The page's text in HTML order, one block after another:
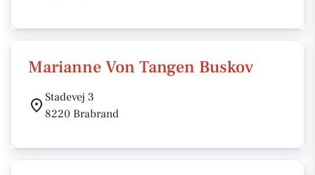
Marianne Von Tangen Buskov
Stadevej 3
8220 Brabrand